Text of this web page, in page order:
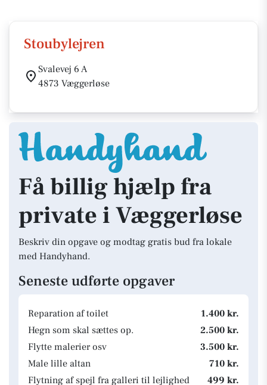
Stoubylejren
Svalevej 6 A
4873 Væggerløse
Få billig hjælp fra
private i Væggerløse
Beskriv din opgave og modtag gratis bud fra lokale
med Handyhand.
Seneste udførte opgaver
Reparation af toilet
1.400 kr.
Hegn som skal sættes op.
2.500 kr.
Flytte malerier osv
3.500 kr.
Male lille altan
710 kr.
Flytning af spejl fra galleri til lejlighed
499 kr.